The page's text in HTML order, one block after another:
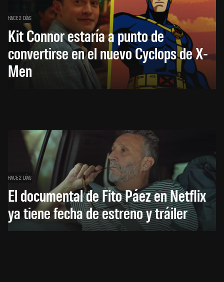
HACE 2 DÍAS
Kit Connor estaría a punto de
convertirse en el nuevo Cyclops de X-
Men
HACE 2 DÍAS
El documental de Fito Páez en Netflix
ya tiene fecha de estreno y tráiler